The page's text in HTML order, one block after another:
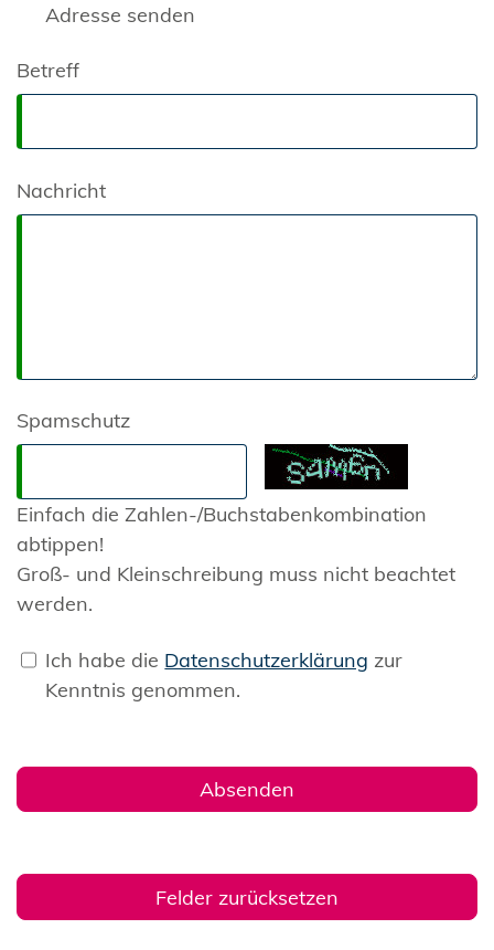
Adresse senden
Betreff
Nachricht
Spamschutz
Einfach die Zahlen-/Buchstabenkombination
abtippen!
Groß- und Kleinschreibung muss nicht beachtet
werden.
Ich habe die Datenschutzerklärung
Kenntnis genommen.